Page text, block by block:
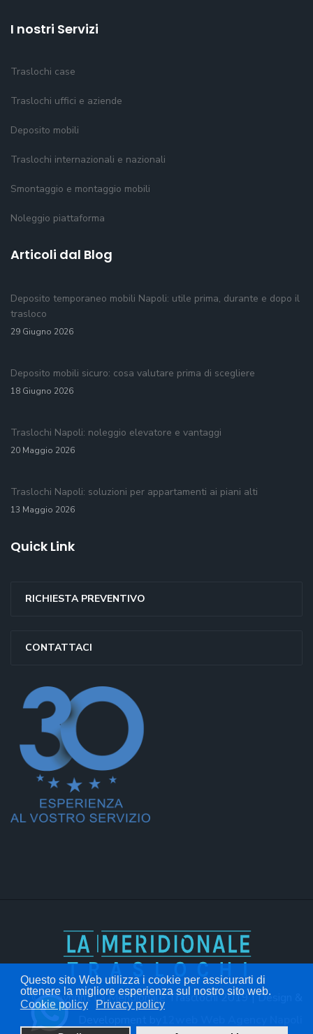
Questo sito Web utilizza i cookie per assicurarti di
ottenere la migliore esperienza sul nostro sito web.
Cookie policy
Privacy policy
I nostri Servizi
Traslochi case
Traslochi uffici e aziende
Deposito mobili
Traslochi internazionali e nazionali
Smontaggio e montaggio mobili
Noleggio piattaforma
Articoli dal Blog
Deposito temporaneo mobili Napoli: utile prima, durante e dopo il
trasloco
29 Giugno 2026
Deposito mobili sicuro: cosa valutare prima di scegliere
18 Giugno 2026
Traslochi Napoli: noleggio elevatore e vantaggi
20 Maggio 2026
Traslochi Napoli: soluzioni per appartamenti ai piani alti
13 Maggio 2026
Quick Link
RICHIESTA PREVENTIVO
CONTATTACI
© Copyright La Meridionale Trasclochi 2019 | Design &